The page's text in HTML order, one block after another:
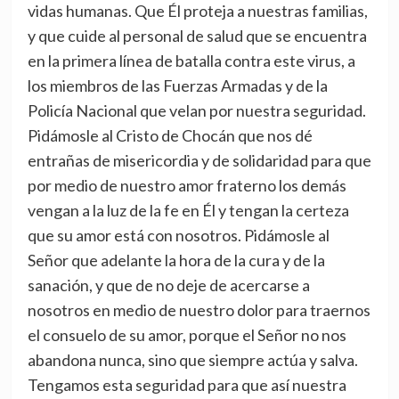
vidas humanas. Que Él proteja a nuestras familias,
y que cuide al personal de salud que se encuentra
en la primera línea de batalla contra este virus, a
los miembros de las Fuerzas Armadas y de la
Policía Nacional que velan por nuestra seguridad.
Pidámosle al Cristo de Chocán que nos dé
entrañas de misericordia y de solidaridad para que
por medio de nuestro amor fraterno los demás
vengan a la luz de la fe en Él y tengan la certeza
que su amor está con nosotros. Pidámosle al
Señor que adelante la hora de la cura y de la
sanación, y que de no deje de acercarse a
nosotros en medio de nuestro dolor para traernos
el consuelo de su amor, porque el Señor no nos
abandona nunca, sino que siempre actúa y salva.
Tengamos esta seguridad para que así nuestra